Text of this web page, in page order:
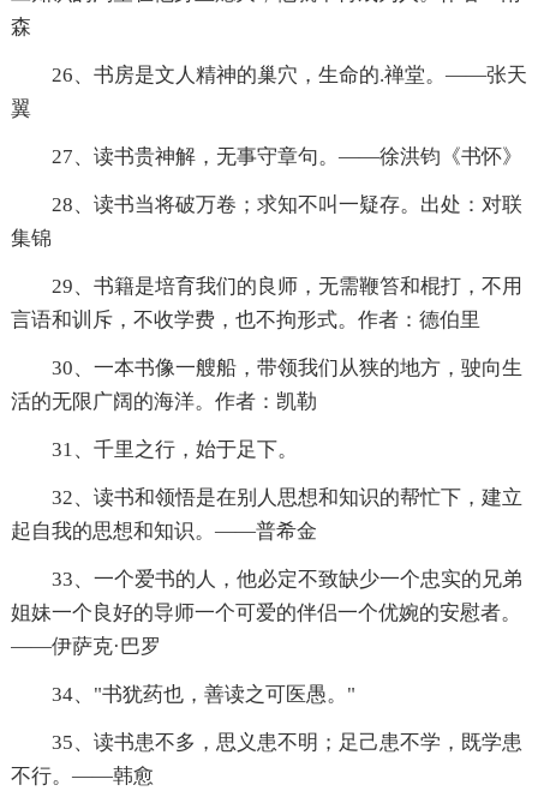
森
26、书房是文人精神的巢穴，生命的.禅堂。——张天
翼
27、读书贵神解，无事守章句。——徐洪钧《书怀》
28、读书当将破万卷；求知不叫一疑存。出处：对联
集锦
29、书籍是培育我们的良师，无需鞭笞和棍打，不用
言语和训斥，不收学费，也不拘形式。作者：德伯里
30、一本书像一艘船，带领我们从狭的地方，驶向生
活的无限广阔的海洋。作者：凯勒
31、千里之行，始于足下。
32、读书和领悟是在别人思想和知识的帮忙下，建立
起自我的思想和知识。——普希金
33、一个爱书的人，他必定不致缺少一个忠实的兄弟
姐妹一个良好的导师一个可爱的伴侣一个优婉的安慰者。
——伊萨克·巴罗
34、"书犹药也，善读之可医愚。"
35、读书患不多，思义患不明；足己患不学，既学患
不行。——韩愈